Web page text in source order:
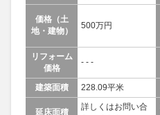
価格（土
地・建物）
500万円
リフォーム
価格
- - -
建築面積 228.09平米
延床面積
詳しくはお問い合